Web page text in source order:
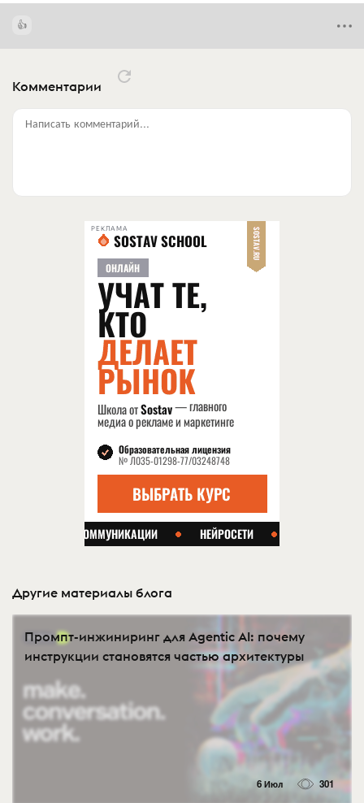
Комментарии
Написать комментарий...
РЕКЛАМА
Другие материалы блога
Промпт-инжиниринг для Agentic AI: почему
инструкции становятся частью архитектуры
6 Июл 301